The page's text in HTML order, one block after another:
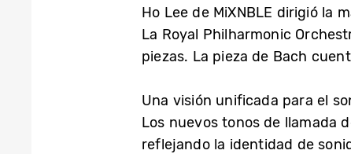
Ho Lee de MiXNBLE dirigió la
La Royal Philharmonic
piezas. La pieza de Bach
Una visión unificada para el
Los nuevos tonos de llamada
reflejando la identidad de